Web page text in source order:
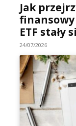
Jak
finansowy
ETF stały
24/07/2026